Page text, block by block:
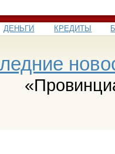
ДЕНЬГИ КРЕДИТЫ